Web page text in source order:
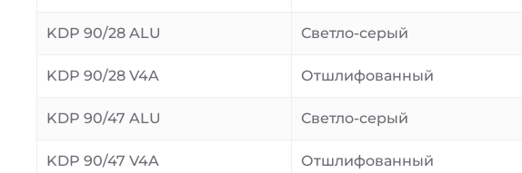
KDP 90/28 ALU Светло-серый
KDP 90/28 V4A Отшлифованный
KDP 90/47 ALU Светло-серый
KDP 90/47 V4A Отшлифованный